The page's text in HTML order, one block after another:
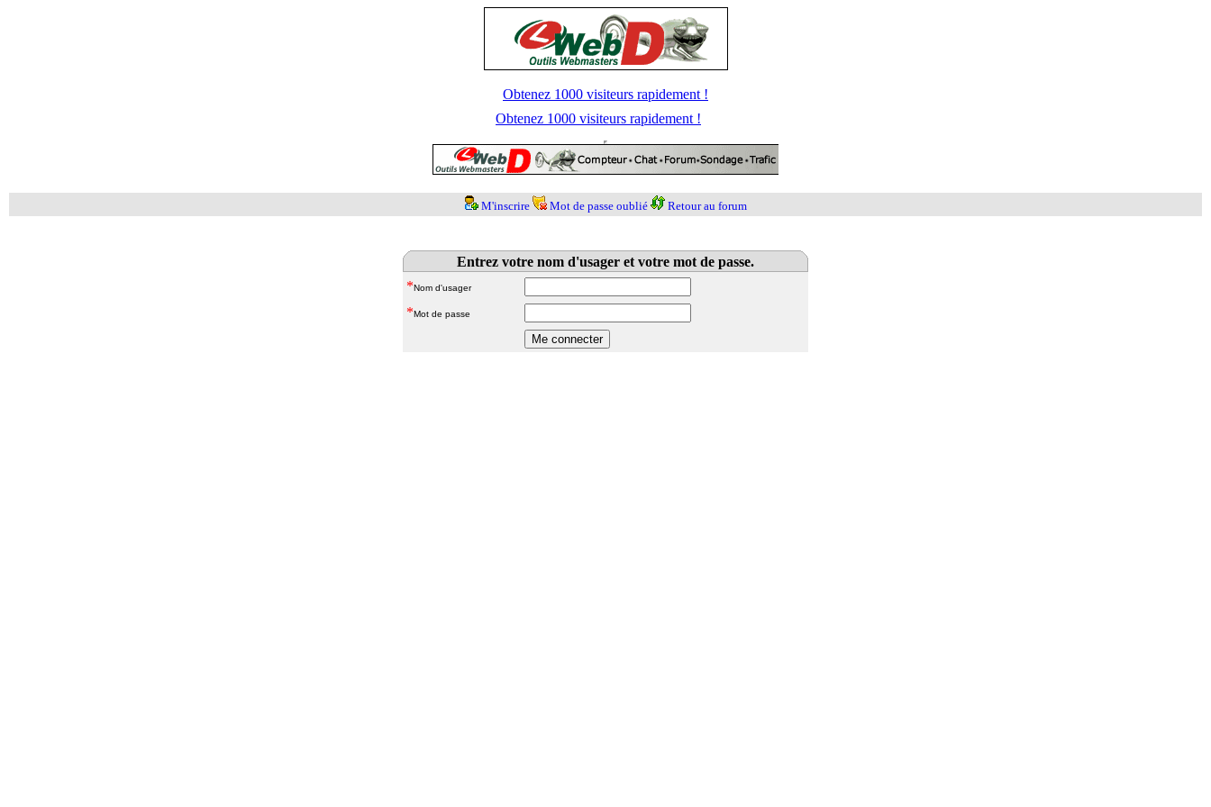
Obtenez 1000 visiteurs rapidement !
Obtenez 1000 visiteurs rapidement !
M'inscrire Mot de passe oublié Retour au forum
Entrez votre nom d'usager et votre mot de passe.
*Nom d'usager
*Mot de passe